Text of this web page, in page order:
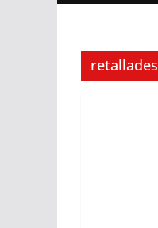
retallades